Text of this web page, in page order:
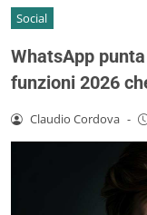
Social
WhatsApp
funzioni 2026
Claudio Cordova -